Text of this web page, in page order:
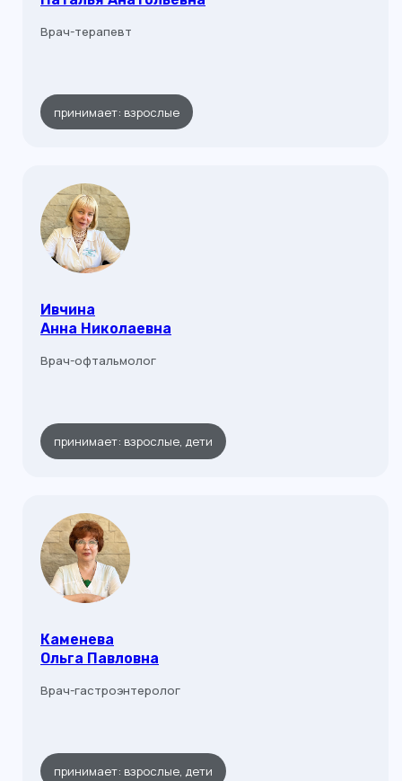
Врач-терапевт
принимает: взрослые
Ивчина
Анна Николаевна
Врач-офтальмолог
принимает: взрослые, дети
Каменева
Ольга Павловна
Врач-гастроэнтеролог
принимает: взрослые, дети